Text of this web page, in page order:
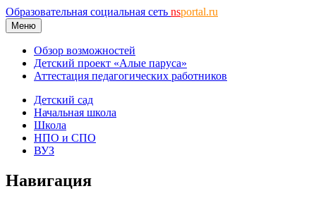
Образовательная социальная сеть nsportal.ru
Меню
Обзор возможностей
Детский проект «Алые паруса»
Аттестация педагогических работников
Детский сад
Начальная школа
Школа
НПО и СПО
ВУЗ
Навигация